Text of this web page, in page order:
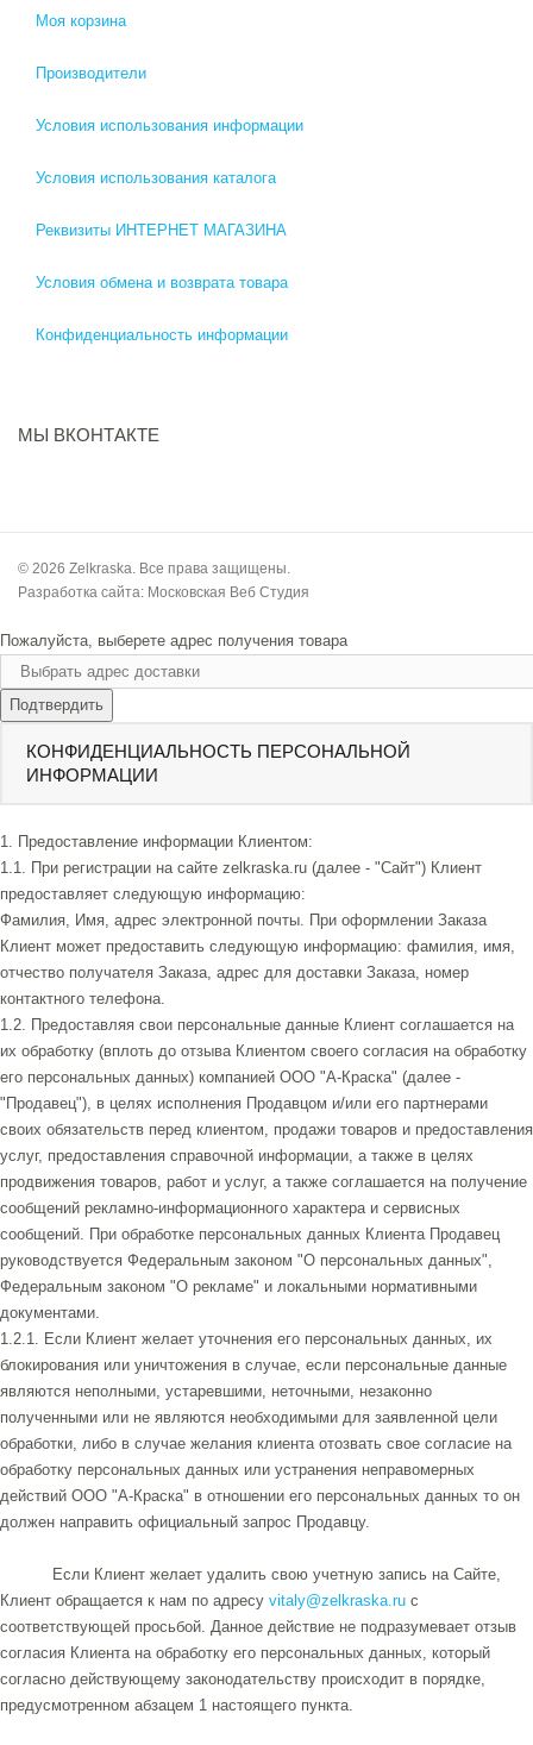
Моя корзина
Производители
Условия использования информации
Условия использования каталога
Реквизиты ИНТЕРНЕТ МАГАЗИНА
Условия обмена и возврата товара
Конфиденциальность информации
МЫ ВКОНТАКТЕ
© 2026 Zelkraska. Все права защищены.
Разработка сайта: Московская Веб Студия
Пожалуйста, выберете адрес получения товара
Подтвердить
КОНФИДЕНЦИАЛЬНОСТЬ ПЕРСОНАЛЬНОЙ
ИНФОРМАЦИИ
1. Предоставление информации Клиентом:
1.1. При регистрации на сайте zelkraska.ru (далее - "Сайт") Клиент
предоставляет следующую информацию:
Фамилия, Имя, адрес электронной почты. При оформлении Заказа
Клиент может предоставить следующую информацию: фамилия, имя,
отчество получателя Заказа, адрес для доставки Заказа, номер
контактного телефона.
1.2. Предоставляя свои персональные данные Клиент соглашается на
их обработку (вплоть до отзыва Клиентом своего согласия на обработку
его персональных данных) компанией ООО "А-Краска" (далее -
"Продавец"), в целях исполнения Продавцом и/или его партнерами
своих обязательств перед клиентом, продажи товаров и предоставления
услуг, предоставления справочной информации, а также в целях
продвижения товаров, работ и услуг, а также соглашается на получение
сообщений рекламно-информационного характера и сервисных
сообщений. При обработке персональных данных Клиента Продавец
руководствуется Федеральным законом "О персональных данных",
Федеральным законом "О рекламе" и локальными нормативными
документами.
1.2.1. Если Клиент желает уточнения его персональных данных, их
блокирования или уничтожения в случае, если персональные данные
являются неполными, устаревшими, неточными, незаконно
полученными или не являются необходимыми для заявленной цели
обработки, либо в случае желания клиента отозвать свое согласие на
обработку персональных данных или устранения неправомерных
действий ООО "А-Краска" в отношении его персональных данных то он
должен направить официальный запрос Продавцу.
Если Клиент желает удалить свою учетную запись на Сайте,
Клиент обращается к нам по адресу vitaly@zelkraska.ru с
соответствующей просьбой. Данное действие не подразумевает отзыв
согласия Клиента на обработку его персональных данных, который
согласно действующему законодательству происходит в порядке,
предусмотренном абзацем 1 настоящего пункта.